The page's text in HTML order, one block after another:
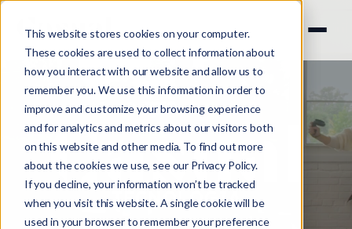
This website stores cookies on your computer.
These cookies are used to collect information about
how you interact with our website and allow us to
remember you. We use this information in order to
improve and customize your browsing experience
and for analytics and metrics about our visitors both
on this website and other media. To find out more
about the cookies we use, see our Privacy Policy.
If you decline, your information won’t be tracked
when you visit this website. A single cookie will be
used in your browser to remember your preference
TECNOLOGÍA